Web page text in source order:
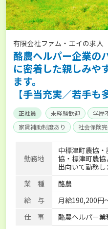
有限会社ファム・エイの求人
酪農ヘルパー企業の
に密着した親しみや
ます。
【手当充実／若手も
正社員 未経験歓迎 学歴
家賃補助制度あり
社会保険
勤務地
中標津町農協
協・標津町農
出向いて勤務し
業 種
酪農
給 与
月給190,200円
仕 事
酪農ヘルパー